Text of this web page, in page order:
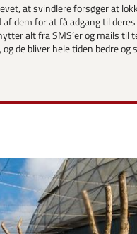
at svindlere forsøger at
dem for at få adgang til deres
alt fra SMS’er og mails til
og de bliver hele tiden bedre og